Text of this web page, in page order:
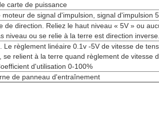
carte de puissance
de signal d'impulsion, signal d'impulsion
de direction. Reliez le haut niveau « 5V » ou
niveau ou se relie à la terre est direction inverse.
Le règlement linéaire 0.1v -5V de vitesse de
relient à la terre quand règlement de vitesse
d'utilisation 0-100%
de panneau d'entraînement